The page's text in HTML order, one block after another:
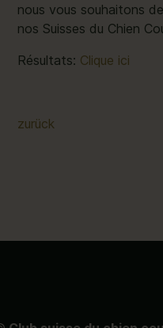
nous vous souhaitons
nos Suisses du Chien
Résultats: Clique ici
zurück